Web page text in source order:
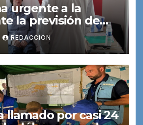
urgente a la
la previsión de
de nuevos
se duplicará
REDACCION
llamado por casi 24